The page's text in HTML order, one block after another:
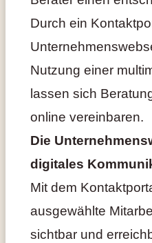
Durch ein
Nutzung einer
lassen sich
online vereinbaren.
Die
digitales
Mit dem
ausgewählte
sichtbar und